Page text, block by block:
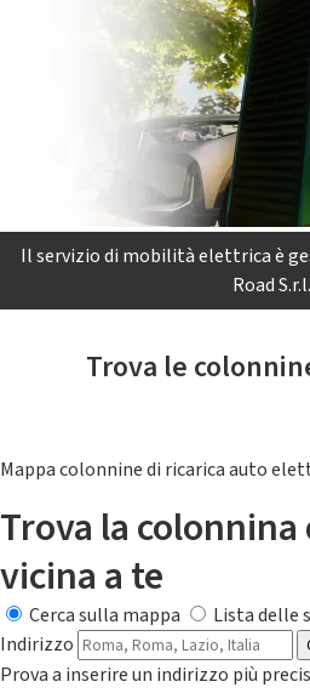
Il servizio di mobilità elettrica è
Road S.r.l.
Trova le
Mappa colonnine di ricarica auto
Trova la
vicina a te
Cerca sulla mappa
Lista delle
Indirizzo
Prova a inserire un indirizzo più